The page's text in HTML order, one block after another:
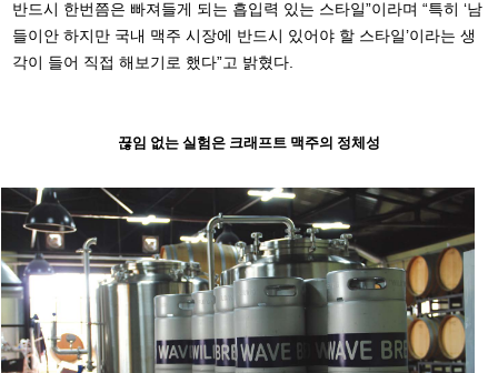
반드시 한번쯤은 빠져들게 되는 흡입력 있는 스타일”이라며 “특히 ‘남
들이안 하지만 국내 맥주 시장에 반드시 있어야 할 스타일’이라는 생
각이 들어 직접 해보기로 했다”고 밝혔다.
끊임 없는 실험은 크래프트 맥주의 정체성